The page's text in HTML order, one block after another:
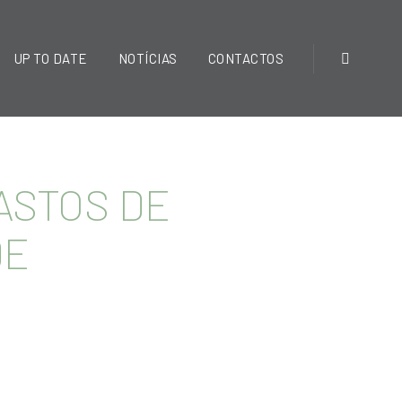
UP TO DATE NOTÍCIAS CONTACTOS
DE